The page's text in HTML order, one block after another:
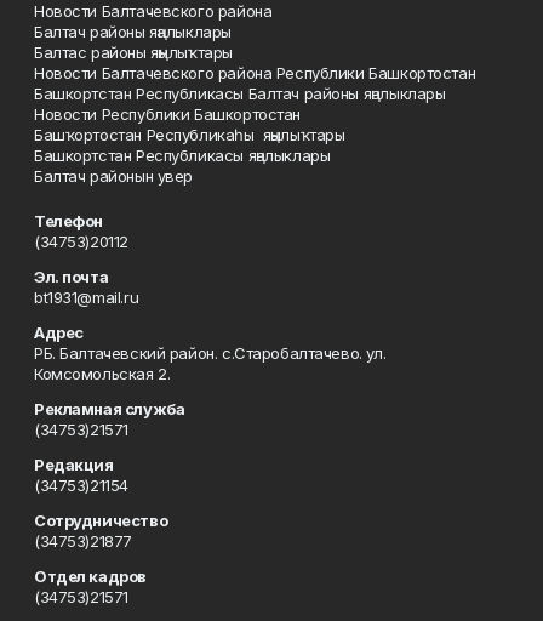
Новости Балтачевского района
Балтач районы яңалыклары
Балтас районы яңылыҡтары
Новости Балтачевского района Республики Башкортостан
Башкортстан Республикасы Балтач районы яңалыклары
Новости Республики Башкортостан
Башҡортостан Республикаһы яңылыҡтары
Башкортстан Республикасы яңалыклары
Балтач районын увер
Телефон
(34753)20112
Эл. почта
bt1931@mail.ru
Адрес
РБ. Балтачевский район. с.Старобалтачево. ул.
Комсомольская 2.
Рекламная служба
(34753)21571
Редакция
(34753)21154
Сотрудничество
(34753)21877
Отдел кадров
(34753)21571